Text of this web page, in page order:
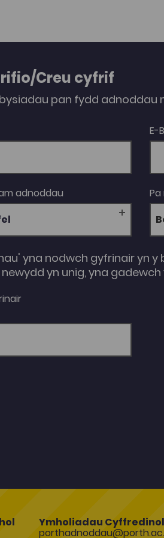
Creu cyfrif
pan fydd adnoddau
E-
adnoddau
yna nodwch gyfrinair yn y
yn unig, yna gadewch
Ymholiadau Cyffredinol